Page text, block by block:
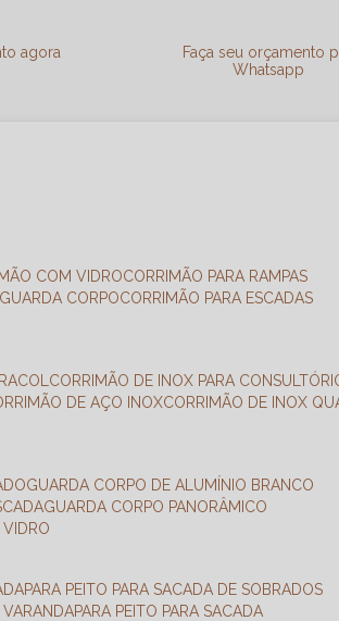
agora
Faça seu orçamento
Whatsapp
COM VIDRO
CORRIMÃO PARA RAMPAS
GUARDA CORPO
CORRIMÃO PARA ESCADAS
CORRIMÃO DE INOX PARA
DE AÇO INOX
CORRIMÃO DE INOX
GUARDA CORPO DE ALUMÍNIO BRANCO
GUARDA CORPO PANORÂMICO
VIDRO
PARA PEITO PARA SACADA DE SOBRADOS
VARANDA PARA PEITO PARA SACADA